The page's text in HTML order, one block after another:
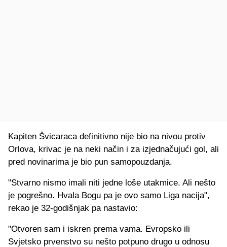
Kapiten Švicaraca definitivno nije bio na nivou protiv
Orlova, krivac je na neki način i za izjednačujući gol, ali
pred novinarima je bio pun samopouzdanja.
"Stvarno nismo imali niti jedne loše utakmice. Ali nešto
je pogrešno. Hvala Bogu pa je ovo samo Liga nacija",
rekao je 32-godišnjak pa nastavio:
"Otvoren sam i iskren prema vama. Evropsko ili
Svjetsko prvenstvo su nešto potpuno drugo u odnosu